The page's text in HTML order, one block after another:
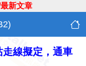
新文章
線擬定，通車